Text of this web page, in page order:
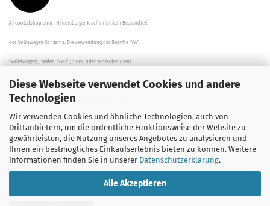
Diese Webseite verwendet Cookies und andere
Technologien
Wir verwenden Cookies und ähnliche Technologien, auch von
Drittanbietern, um die ordentliche Funktionsweise der Website zu
gewährleisten, die Nutzung unseres Angebotes zu analysieren und
Ihnen ein bestmögliches Einkaufserlebnis bieten zu können. Weitere
Informationen finden Sie in unserer Datenschutzerklärung.
Alle Akzeptieren
Aircooledshop.com , Hintersberger Joachim ist kein Bestandteil
des Volkswagen Konzerns. Die Verwendung der Begriffe "VW",
"Volkswagen", "Käfer", "Golf", "Bus" oder "Porsche" dient
der Beschreibung der Teile und stellt in keinem Fall eine direkte
Verbindung zu dem Unternehmen "Volkswagen" her/da.
Die Beschreibungen, Zeichnungen und Angaben zur
Verwendung sind sorgfältig überprüft worden.